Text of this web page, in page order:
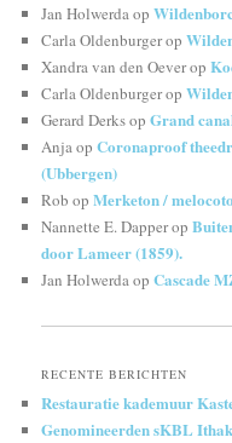
Jan Holwerdaop
Carla Oldenburgerop
Xandra van den Oeverop
Carla Oldenburgerop
Gerard DerksopGrand
AnjaopCoronaproof
(Ubbergen)
Rob opMerketon /
Nannette E. Dapperop
door Lameer (1859).
Jan HolwerdaopCascade
RECENTE BERICHTEN
Restauratie kademuur
Genomineerden sKBL